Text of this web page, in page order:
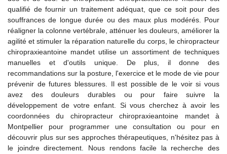
qualifié de fournir un traitement adéquat, que ce soit pour des
souffrances de longue durée ou des maux plus modérés. Pour
réaligner la colonne vertébrale, atténuer les douleurs, améliorer la
agilité et stimuler la réparation naturelle du corps, le chiropracteur
chiropraxieantoine mandet utilise un assortiment de techniques
manuelles et d'outils unique. De plus, il donne des
recommandations sur la posture, l'exercice et le mode de vie pour
prévenir de futures blessures. Il est possible de le voir si vous
avez des douleurs durables ou pour faire suivre la
développement de votre enfant. Si vous cherchez à avoir les
coordonnées du chiropracteur chiropraxieantoine mandet à
Montpellier pour programmer une consultation ou pour en
découvrir plus sur ses approches thérapeutiques, n'hésitez pas à
le joindre directement. Nous rendons facile la recherche des